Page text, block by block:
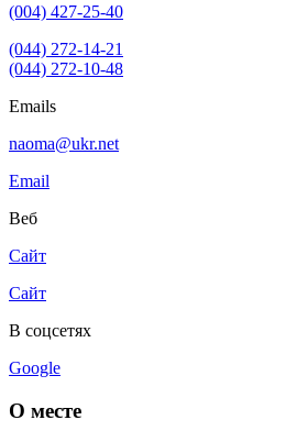
(004) 427-25-40
(044) 272-14-21
(044) 272-10-48
Emails
naoma@ukr.net
Email
Веб
Сайт
Сайт
В соцсетях
Google
О месте